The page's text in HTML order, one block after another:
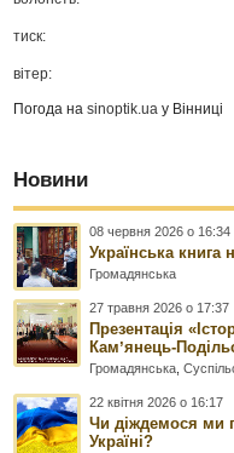
тиск:
вітер:
Погода наsinoptik.ua у Вінниці
Новини
08 червня 2026 о 16:34
Українська книга
Громадянська
27 травня 2026 о 17:37
Презентація
Камʼянець-
Громадянська ,
22 квітня 2026 о 16:17
Чи діждемося ми
Україні?